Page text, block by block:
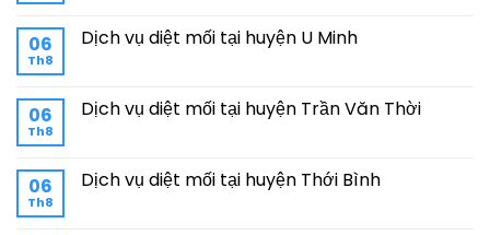
06
Th8
Dịch vụ diệt mối tại huyện U Minh
06
Th8
Dịch vụ diệt mối tại huyện Trần Văn Thời
06
Th8
Dịch vụ diệt mối tại huyện Thới Bình